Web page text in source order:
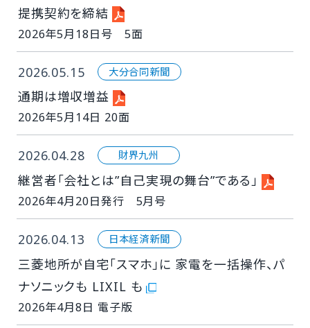
提携契約を締結
2026年5月18日号 5面
2026.05.15 大分合同新聞
通期は増収増益
2026年5月14日 20面
2026.04.28 財界九州
継営者「会社とは”自己実現の舞台”である」
2026年4月20日発行 5月号
2026.04.13 日本経済新聞
三菱地所が自宅「スマホ」に 家電を一括操作、パ
ナソニックも LIXIL も
2026年4月8日 電子版